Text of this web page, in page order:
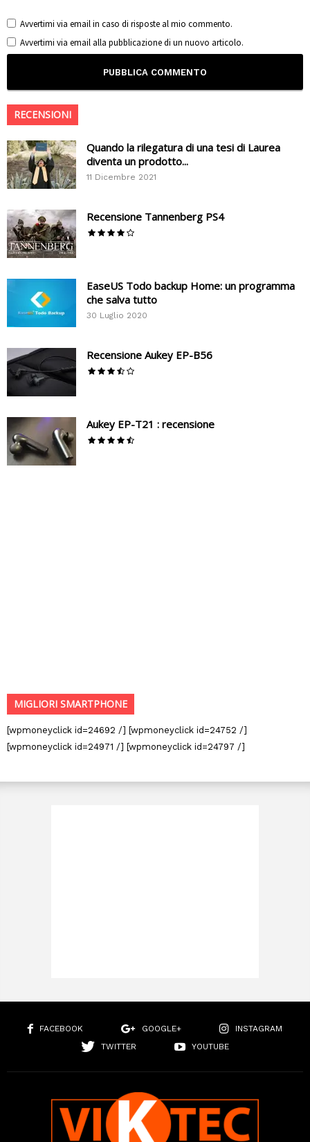
Avvertimi via email in caso di risposte al mio commento.
Avvertimi via email alla pubblicazione di un nuovo articolo.
RECENSIONI
Quando la rilegatura di una tesi di Laurea
diventa un prodotto...
11 Dicembre 2021
Recensione Tannenberg PS4
EaseUS Todo backup Home: un programma
che salva tutto
30 Luglio 2020
Recensione Aukey EP-B56
Aukey EP-T21 : recensione
MIGLIORI SMARTPHONE
[wpmoneyclick id=24692 /] [wpmoneyclick id=24752 /]
[wpmoneyclick id=24971 /] [wpmoneyclick id=24797 /]
FACEBOOK GOOGLE+
INSTAGRAM
TWITTER
YOUTUBE